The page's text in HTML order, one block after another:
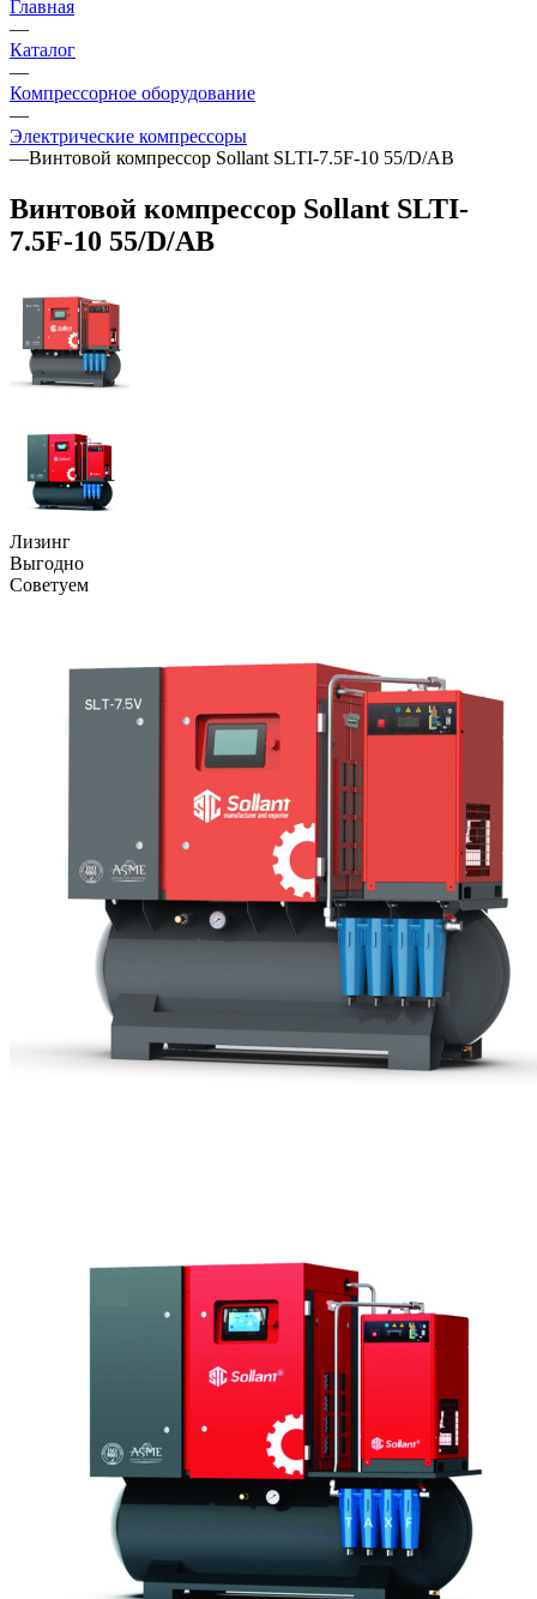
Главная
—
Каталог
—
Компрессорное оборудование
—
Электрические компрессоры
—Винтовой компрессор Sollant SLTI-7.5F-10 55/D/AB
Винтовой компрессор Sollant SLTI-
7.5F-10 55/D/AB
Лизинг
Выгодно
Советуем